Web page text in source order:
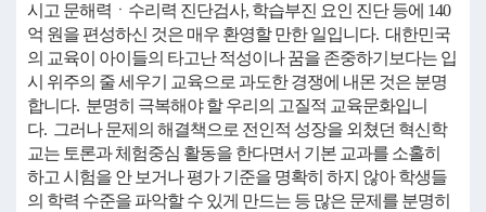
시고 문해력ㆍ수리력 진단검사, 학습부진 요인 진단 등에 140
억 원을 편성하신 것은 매우 환영할 만한 일입니다. 대한민국
의 교육이 아이들의 타고난 적성이나 꿈을 존중하기보다는 입
시 위주의 줄 세우기 교육으로 과도한 경쟁에 내몬 것은 분명
합니다. 분명히 극복해야 할 우리의 고질적 교육문화입니
다. 그러나 문제의 해결책으로 전인적 성장을 외쳤던 혁신학
교는 토론과 체험중심 활동을 한다면서 기본 교과를 소홀히
하고 시험을 안 보거나 평가 기준을 명확히 하지 않아 학생들
의 학력 수준을 파악할 수 있게 만드는 등 많은 문제를 분명히